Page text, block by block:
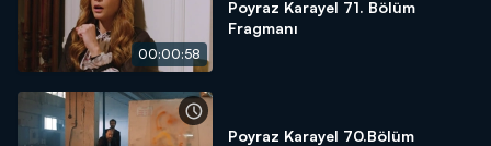
00:00:58
Poyraz Karayel 71. Bölüm
Fragmanı
Poyraz Karayel 70.Bölüm